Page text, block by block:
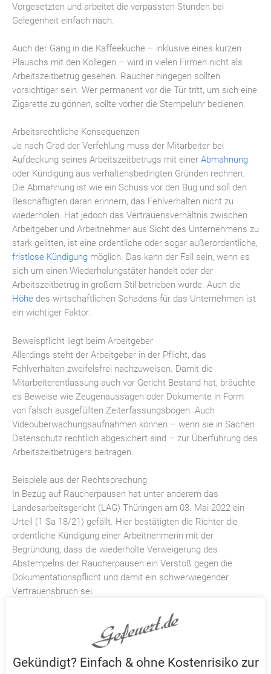
Vorgesetzten und arbeitet die verpassten Stunden bei
Gelegenheit einfach nach.
Auch der Gang in die Kaffeeküche – inklusive eines kurzen
Plauschs mit den Kollegen – wird in vielen Firmen nicht als
Arbeitszeitbetrug gesehen. Raucher hingegen sollten
vorsichtiger sein. Wer permanent vor die Tür tritt, um sich eine
Zigarette zu gönnen, sollte vorher die Stempeluhr bedienen.
Arbeitsrechtliche Konsequenzen
Je nach Grad der Verfehlung muss der Mitarbeiter bei
Aufdeckung seines Arbeitszeitbetrugs mit einer Abmahnung
oder Kündigung aus verhaltensbedingten Gründen rechnen.
Die Abmahnung ist wie ein Schuss vor den Bug und soll den
Beschäftigten daran erinnern, das Fehlverhalten nicht zu
wiederholen. Hat jedoch das Vertrauensverhältnis zwischen
Arbeitgeber und Arbeitnehmer aus Sicht des Unternehmens zu
stark gelitten, ist eine ordentliche oder sogar außerordentliche,
fristlose Kündigung möglich. Das kann der Fall sein, wenn es
sich um einen Wiederholungstäter handelt oder der
Arbeitszeitbetrug in großem Stil betrieben wurde. Auch die
Höhe des wirtschaftlichen Schadens für das Unternehmen ist
ein wichtiger Faktor.
Beweispflicht liegt beim Arbeitgeber
Allerdings steht der Arbeitgeber in der Pflicht, das
Fehlverhalten zweifelsfrei nachzuweisen. Damit die
Mitarbeiterentlassung auch vor Gericht Bestand hat, bräuchte
es Beweise wie Zeugenaussagen oder Dokumente in Form
von falsch ausgefüllten Zeiterfassungsbögen. Auch
Videoüberwachungsaufnahmen können – wenn sie in Sachen
Datenschutz rechtlich abgesichert sind – zur Überführung des
Arbeitszeitbetrügers beitragen.
Beispiele aus der Rechtsprechung
In Bezug auf Raucherpausen hat unter anderem das
Landesarbeitsgericht (LAG) Thüringen am 03. Mai 2022 ein
Urteil (1 Sa 18/21) gefällt. Hier bestätigten die Richter die
ordentliche Kündigung einer Arbeitnehmerin mit der
Begründung, dass die wiederholte Verweigerung des
Abstempelns der Raucherpausen ein Verstoß gegen die
Dokumentationspflicht und damit ein schwerwiegender
Vertrauensbruch sei.
Auch das Landesarbeitsgericht Mecklenburg-Vorpommern hat
in seinem Urteil (5 Sa 128/22) vom 28. März 2023 pro
Arbeitgeber entschieden. Hier reichte dem Gericht „der
dringende Verdacht einer fehlerhaftenArbeitszeiterfassung“,
Gekündigt? Einfach & ohne Kostenrisiko zur